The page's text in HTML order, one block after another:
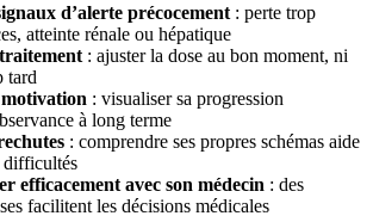
d’alerte précocement : perte trop
atteinte rénale ou hépatique
: ajuster la dose au bon moment, ni
tard
: visualiser sa progression
à long terme
: comprendre ses propres schémas aide
difficultés
efficacement avec son médecin : des
facilitent les décisions médicales